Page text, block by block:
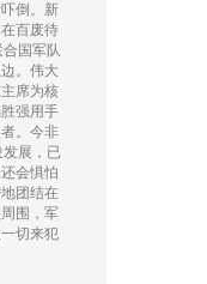
倒。新
百废待
国军队
。伟大
席为核
强用手
。今非
展，已
会惧怕
团结在
围，军
切来犯